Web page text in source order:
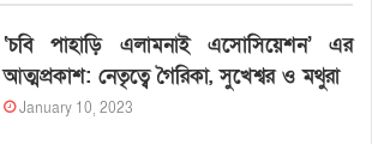
‘চবি পাহাড়ি এলামনাই এসোসিয়েশন’ এর
আত্মপ্রকাশ: নেতৃত্বে গৈরিকা, সুখেশ্বর ও মথুরা
January 10, 2023